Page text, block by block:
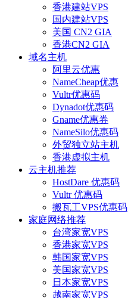
香港建站VPS
国内建站VPS
美国 CN2 GIA
香港CN2 GIA
域名主机
阿里云优惠
NameCheap优惠
Vultr优惠码
Dynadot优惠码
Gname优惠券
NameSilo优惠码
外贸独立站主机
香港虚拟主机
云主机推荐
HostDare 优惠码
Vultr 优惠码
搬瓦工VPS优惠码
家庭网络推荐
台湾家宽VPS
香港家宽VPS
韩国家宽VPS
美国家宽VPS
日本家宽VPS
越南家宽VPS